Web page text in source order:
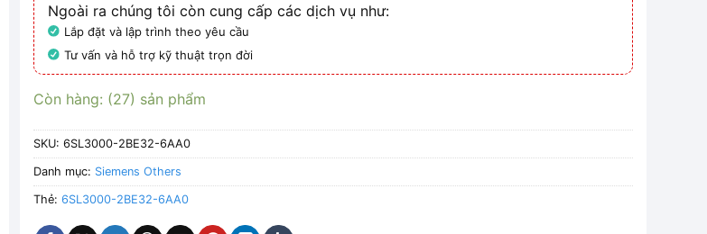
Ngoài ra chúng tôi còn cung cấp các dịch vụ như:
Lắp đặt và lập trình theo yêu cầu
Tư vấn và hỗ trợ kỹ thuật trọn đời
Còn hàng: (27) sản phẩm
SKU:6SL3000-2BE32-6AA0
Danh mục: Siemens Others
Thẻ:6SL3000-2BE32-6AA0